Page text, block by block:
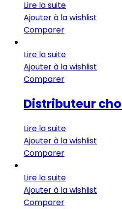
Lire la suite
Ajouter à la wishlist
Comparer
Lire la suite
Ajouter à la wishlist
Comparer
Distributeur
Lire la suite
Ajouter à la wishlist
Comparer
Lire la suite
Ajouter à la wishlist
Comparer